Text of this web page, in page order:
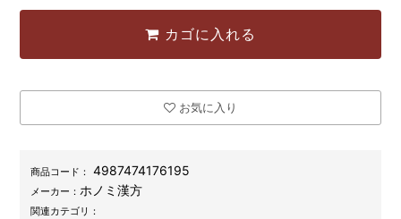
カゴに入れる
お気に入り
商品コード： 4987474176195
メーカー：ホノミ漢方
関連カテゴリ：